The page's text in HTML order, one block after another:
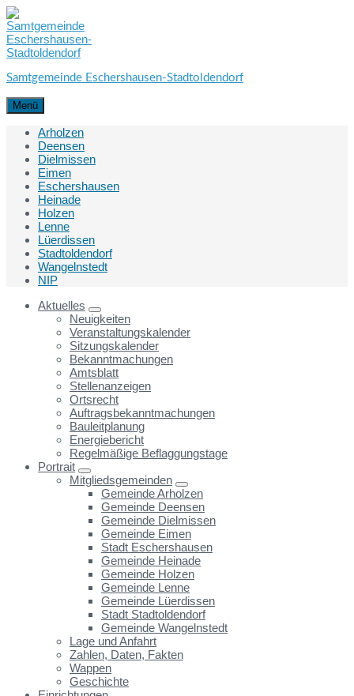
Skip
to
content
Skip
to
main
navigation
Skip
to
footer
Samtgemeinde Eschershausen-Stadtoldendorf
Menü
Arholzen
Deensen
Dielmissen
Eimen
Eschershausen
Heinade
Holzen
Lenne
Lüerdissen
Stadtoldendorf
Wangelnstedt
NIP
Aktuelles
Neuigkeiten
Veranstaltungskalender
Sitzungskalender
Bekanntmachungen
Amtsblatt
Stellenanzeigen
Ortsrecht
Auftragsbekanntmachungen
Bauleitplanung
Energiebericht
Regelmäßige Beflaggungstage
Portrait
Mitgliedsgemeinden
Gemeinde Arholzen
Gemeinde Deensen
Gemeinde Dielmissen
Gemeinde Eimen
Stadt Eschershausen
Gemeinde Heinade
Gemeinde Holzen
Gemeinde Lenne
Gemeinde Lüerdissen
Stadt Stadtoldendorf
Gemeinde Wangelnstedt
Lage und Anfahrt
Zahlen, Daten, Fakten
Wappen
Geschichte